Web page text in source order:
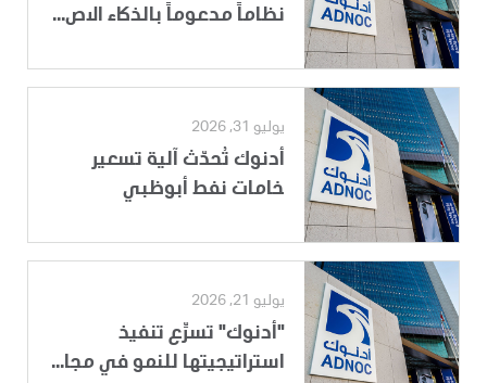
نظاماً مدعوماً بالذكاء الاص...
يوليو 31, 2026
أدنوك تُحدّث آلية تسعير
خامات نفط أبوظبي
يوليو 21, 2026
"أدنوك" تسرِّع تنفيذ
استراتيجيتها للنمو في مجا...